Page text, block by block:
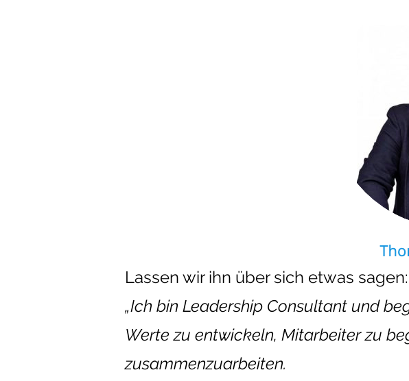
Lassen wir ihn über sich etwas sagen:
„Ich bin Leadership Consultant und
Werte zu entwickeln, Mitarbeiter zu
zusammenzuarbeiten.